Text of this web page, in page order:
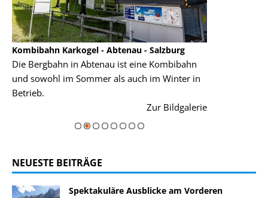
Kombibahn Karkogel - Abtenau - Salzburg
Die Bergbahn in Abtenau ist eine Kombibahn
und sowohl im Sommer als auch im Winter in
Betrieb.
Zur Bildgalerie
NEUESTE BEITRÄGE
Spektakuläre Ausblicke am Vorderen